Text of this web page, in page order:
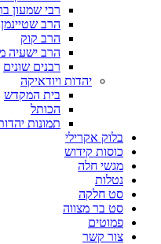
רבי שמעון
הרב שטיינמן
הרב קוק
הרב ישעיה
רבנים שונים
יהדות ויודאיקה
בית המקדש
הכותל
תמונות
בלוק אקרילי
כוסות קידוש
מגשי חלה
נטלות
סט חלקה
סט בר מצווה
פמוטים
צור קשר